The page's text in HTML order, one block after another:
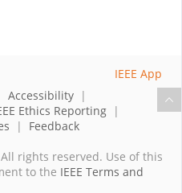
Accessibility |
Ethics Reporting |
| Feedback
rights reserved. Use of this
to the IEEE Terms and